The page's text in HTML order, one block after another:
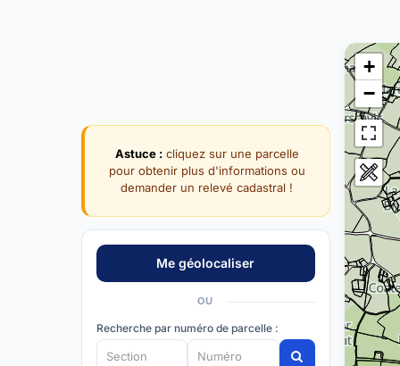
Astuce :cliquez sur une parcelle
pour obtenir plus d'informations ou
demander un relevé cadastral !
OU
Recherche par numéro de parcelle :
+
−